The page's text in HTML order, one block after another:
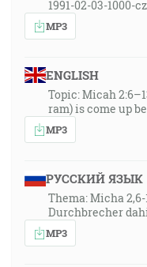
1991-02-03-1000-
MP3
ENGLISH
Topic: Micah
ram) is come up
MP3
РУССКИЙ ЯЗЫК
Thema: Micha
Durchbrecher
MP3